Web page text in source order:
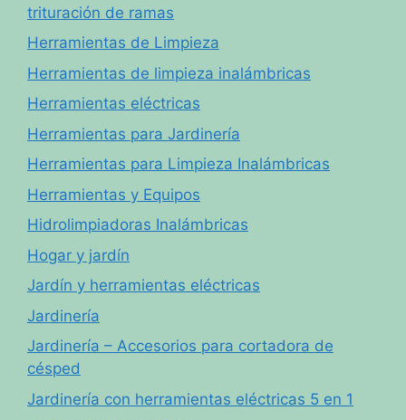
trituración de ramas
Herramientas de Limpieza
Herramientas de limpieza inalámbricas
Herramientas eléctricas
Herramientas para Jardinería
Herramientas para Limpieza Inalámbricas
Herramientas y Equipos
Hidrolimpiadoras Inalámbricas
Hogar y jardín
Jardín y herramientas eléctricas
Jardinería
Jardinería – Accesorios para cortadora de
césped
Jardinería con herramientas eléctricas 5 en 1